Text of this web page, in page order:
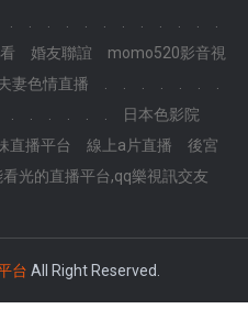
婚友聯誼
momo520影音視
妻色情直播
日本色影院
直播平台 線上a片直播
後宮
光的直播平台,qq樂視訊交友
台 All Right Reserved.